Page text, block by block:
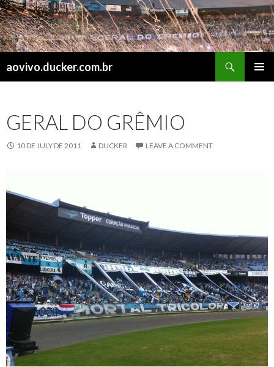
aovivo.ducker.com.br
GERAL DO GRÊMIO
10 DE JULY DE 2011 DUCKER LEAVE A COMMENT